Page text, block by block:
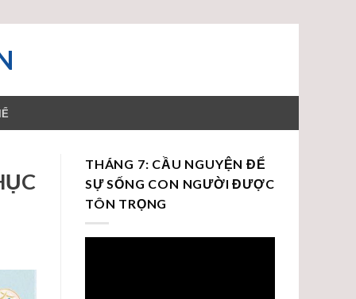
THÁNG 7: CẦU NGUYỆN ĐỂ
SỰ SỐNG CON NGƯỜI ĐƯỢC
TÔN TRỌNG